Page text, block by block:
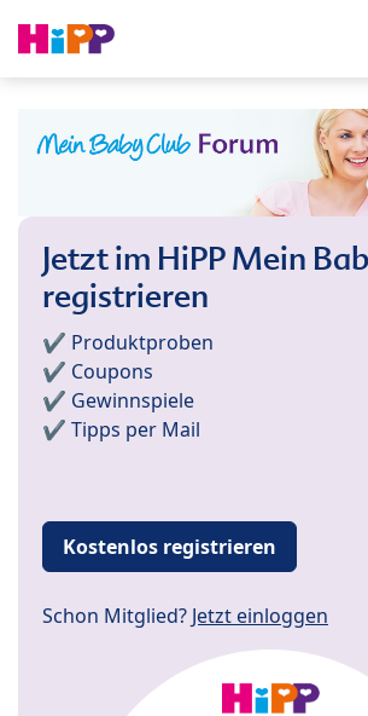
Jetzt im HiPP Mein
registrieren
✔️ Produktproben
✔️ Coupons
✔️ Gewinnspiele
✔️ Tipps per Mail
Kostenlos registrieren
Schon Mitglied? Jetzt einloggen